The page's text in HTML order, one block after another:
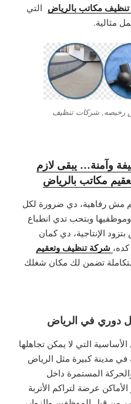
مكاتب بالرياض التي
مثالية.
رخيصه, شركات تنظيف
وآمنة… يبقى لازم
مكاتب بالرياض
مش رفاهية، دي ضرورة لكل
وبتحب تدي انطباع
الإنتاجية، دي كمان
شركة تنظيف وتعقيم
تضمن لك مكان شغلك
دوري في الرياض
التي لا يمكن تجاهلها
مدينة كبيرة مثل الرياض
المستمرة داخل
عرضة لتراكم الأتربة